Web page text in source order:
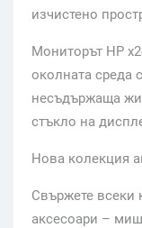
изчистено
Мониторът HP
околната среда
несъдържаща
стъкло на
Нова колекция
Свържете всеки
аксесоари –